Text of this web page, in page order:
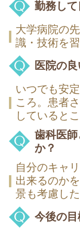
勤務し
大学病院の
識・技術を
医院の
いつでも安
ころ。患者
しているとこ
歯科医
か？
自分のキャ
出来るのか
景も考慮し
今後の目